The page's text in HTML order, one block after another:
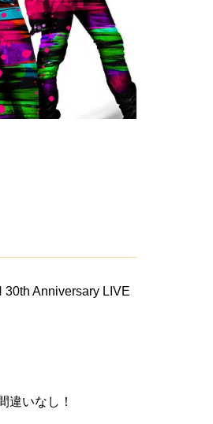
Anniversary LIVE
違いなし！